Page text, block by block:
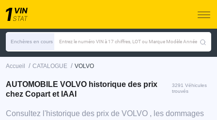
Enchères en cours Entrez le numéro VIN à 17 chiffres, LOT ou Marque Modèle Année
Accueil / CATALOGUE / VOLVO
AUTOMOBILE VOLVO historique des prix
chez Copart et IAAI
3291 Véhicules
trouvés
Consultez l'historique des prix de VOLVO , les dommages